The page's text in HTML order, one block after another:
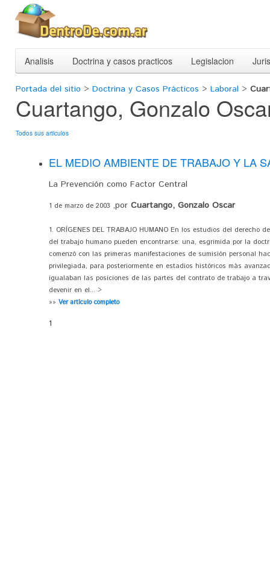
Analisis Doctrina y casos practicos Legislacion
Portada del sitio > Doctrina y Casos Prácticos > Laboral >
Cuartango, Gonzalo
Todos sus articulos
EL MEDIO AMBIENTE DE TRABAJO Y LA
La Prevención como Factor Central
1 de marzo de 2003 ,por Cuartango, Gonzalo Oscar
1. ORÍGENES DEL TRABAJO HUMANO En los estudios del
del trabajo humano pueden encontrarse: una, esgrimida por la
comenzó con las primeras manifestaciones de sumisión personal
privilegiada, para posteriormente en estadios históricos más
igualaban las posiciones de las partes del contrato de trabajo a
devenir en el... >
»» Ver artículo completo
1